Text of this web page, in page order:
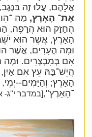
אֲלֵהֶם, עֲלוּ זֶה
אֶת־ הָאָרֶץ,מַה
הֶחָזָק הוּא הֲרָפֶה,
הָאָרֶץ, אֲשֶׁר הוּא
וּמָה הֶעָרִים, אֲשֶׁר
אִם בְּמִבְצָרִים. וּמָה
הֲיֵשׁ־בָּהּ עֵץ אִם
הָאָרֶץ; וְהַיָּמִים--יְמֵי,
־הָאָרֶץ",[במדבר י"ג-